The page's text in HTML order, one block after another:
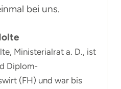
bei uns.
Ministerialrat a. D., ist
Diplom-
(FH) und war bis